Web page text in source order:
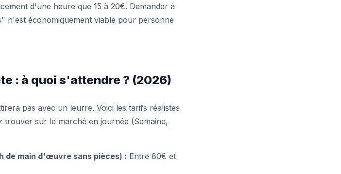
d'une heure que 15 à 20€. Demander à
économiquement viable pour personne
: à quoi s'attendre ? (2026)
pas avec un leurre. Voici les tarifs réalistes
trouver sur le marché en journée (Semaine,
de main d'œuvre sans pièces) : Entre 80€ et